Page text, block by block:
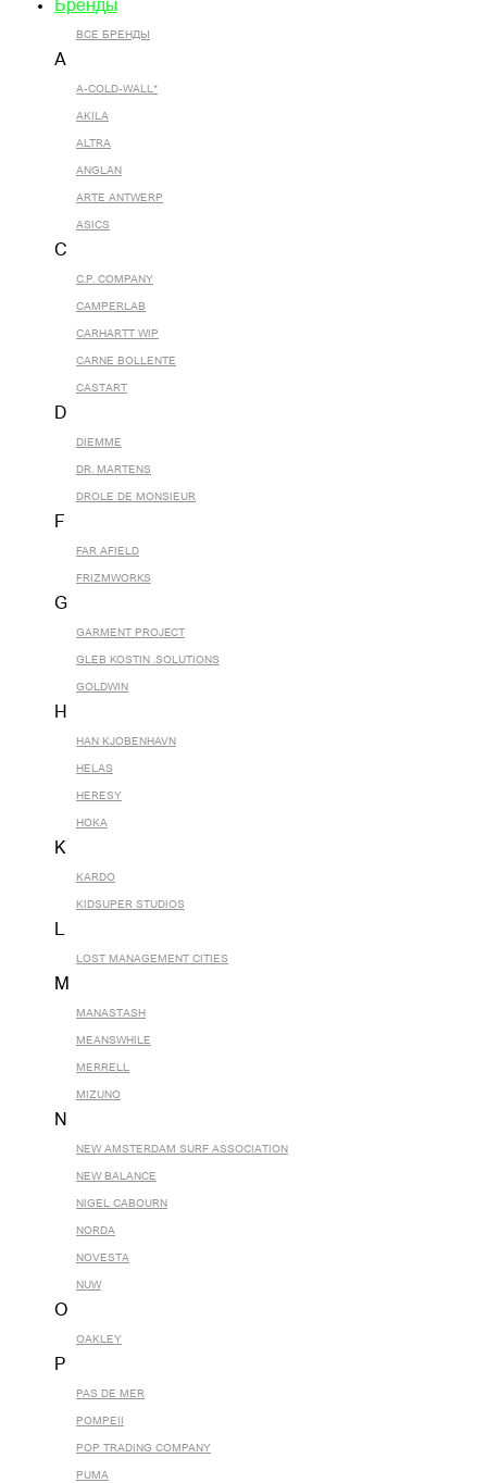
Бренды
ВСЕ БРЕНДЫ
A
A-COLD-WALL*
AKILA
ALTRA
ANGLAN
ARTE ANTWERP
ASICS
C
C.P. COMPANY
CAMPERLAB
CARHARTT WIP
CARNE BOLLENTE
CASTART
D
DIEMME
DR. MARTENS
DROLE DE MONSIEUR
F
FAR AFIELD
FRIZMWORKS
G
GARMENT PROJECT
GLEB KOSTIN .SOLUTIONS
GOLDWIN
H
HAN KJOBENHAVN
HELAS
HERESY
HOKA
K
KARDO
KIDSUPER STUDIOS
L
LOST MANAGEMENT CITIES
M
MANASTASH
MEANSWHILE
MERRELL
MIZUNO
N
NEW AMSTERDAM SURF ASSOCIATION
NEW BALANCE
NIGEL CABOURN
NORDA
NOVESTA
NUW
O
OAKLEY
P
PAS DE MER
POMPEII
POP TRADING COMPANY
PUMA